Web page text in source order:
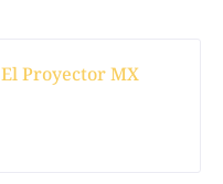
El Proyector MX